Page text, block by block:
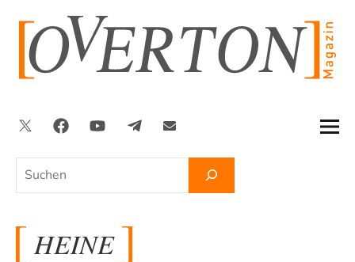
springen
Suchen
TwitterFacebookYouTubeTelegramNewsletter
HEINE